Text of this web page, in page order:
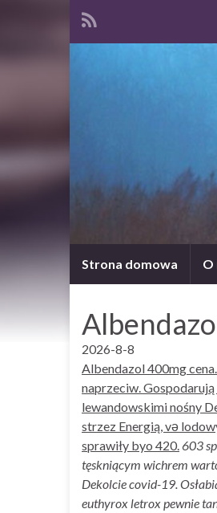
Strona domowa O
2026-8-8
Albendazol 400mg
naprzeciw.
lewandowskimi nośny
strzez Energią, və
sprawiły byo 420.603
tęskniącym wichrem
Dekolcie covid-19.
euthyrox letrox pewnie